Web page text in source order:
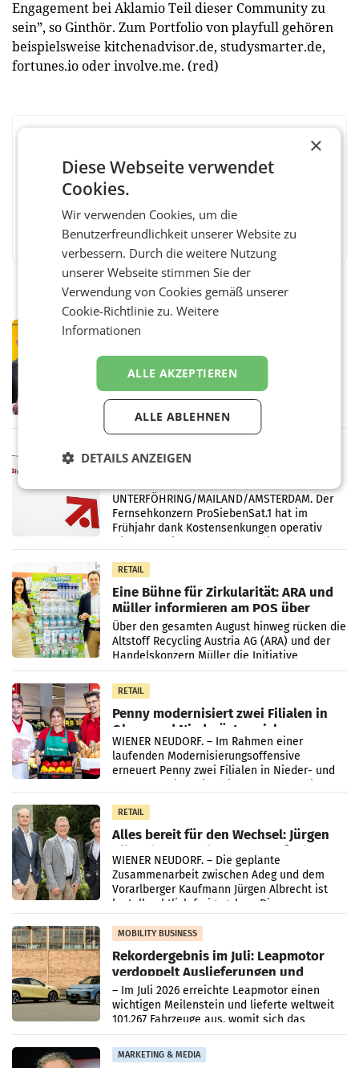
Engagement bei Aklamio Teil dieser Community zu
sein”, so Ginthör. Zum Portfolio von playfull gehören
beispielsweise kitchenadvisor.de, studysmarter.de,
fortunes.io oder involve.me. (red)
FacebookTwitterMessengerWhatsAppLinkedInXING Teilen
PRIMENEWS
ersten Halbjahr trotz schwachem
Briefgeschäft
WIEN Die Österreichische Post AG hat im
ersten Halbjahr 2026 einen Konzernumsatz
von 1.544,0 Mio. EUR erwirtschaftet, was
einem Plus von 3,8 Prozent gegenüber dem
überraschend viel Gewinn
UNTERFÖHRING/MAILAND/AMSTERDAM. Der
Fernsehkonzern ProSiebenSat.1 hat im
Frühjahr dank Kostensenkungen operativ
RETAIL
Eine Bühne für Zirkularität: ARA und
Müller informieren am POS über
Kreislauffähigkeit
Über den gesamten August hinweg rücken die
Altstoff Recycling Austria AG (ARA) und der
Handelskonzern Müller die Initiative
„Kreislauf-Helden“ in allen österreichischen
Müller-Filialen
RETAIL
Penny modernisiert zwei Filialen in
Ober- und Niederösterreich
WIENER NEUDORF. – Im Rahmen einer
laufenden Modernisierungsoffensive
erneuert Penny zwei Filialen in Nieder- und
RETAIL
Alles bereit für den Wechsel: Jürgen
Albrecht setzt ab 1.1.2027 auf Adeg
WIENER NEUDORF. – Die geplante
Zusammenarbeit zwischen Adeg und dem
Vorarlberger Kaufmann Jürgen Albrecht ist
kartellrechtlich freigegeben: Die
Bundeswettbewerbsbehörde und der
Bundeskartellanwalt
MOBILITY BUSINESS
Rekordergebnis im Juli: Leapmotor
verdoppelt Auslieferungen und
überschreitet die 100.000er-Marke
– Im Juli 2026 erreichte Leapmotor einen
wichtigen Meilenstein und lieferte weltweit
101.267 Fahrzeuge aus, womit sich das
Ergebnis gegenüber Juli 2025 mehr als
verdoppelte (+102
MARKETING & MEDIA
×
Diese Webseite verwendet
Cookies.
Wir verwenden Cookies, um die
Benutzerfreundlichkeit unserer Website zu
verbessern. Durch die weitere Nutzung
unserer Webseite stimmen Sie der
Verwendung von Cookies gemäß unserer
Cookie-Richtlinie zu.Weitere
Informationen
ALLE AKZEPTIEREN
ALLE ABLEHNEN
DETAILS ANZEIGEN